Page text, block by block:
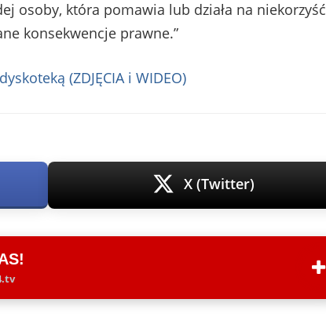
osoby, która pomawia lub działa na niekorzyść
konsekwencje prawne.”
(ZDJĘCIA i WIDEO)
X (Twitter)